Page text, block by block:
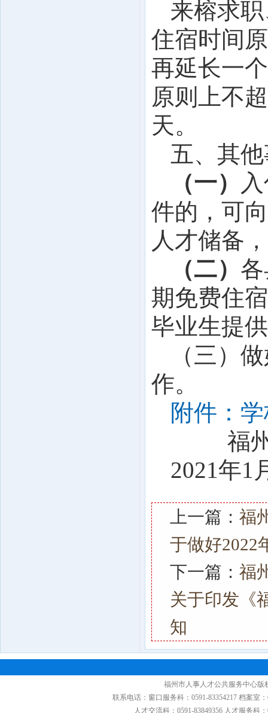
来榕求
住宿时间
再延长一
原则上不
天。
五、其
（一）
件的，可
人才储备
（二）
期免费住
毕业生提
（三）
作。
附件：
福
2021年1
上一篇： 福
于做好2022
下一篇： 福
关于印发《
知
福州市人事人才公共服务中心版
联系电话：窗口服务科：0591-83354217 档案室
人才交流科：0591-83849356 人才服务科